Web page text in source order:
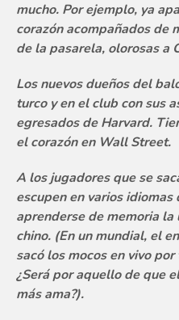
mucho. Por ejemplo, ya
corazón acompañados de
de la pasarela, olorosas a
Los nuevos dueños del
turco y en el club con sus
egresados de Harvard.
el corazón en Wall Street.
A los jugadores que se
escupen en varios
aprenderse de memoria
chino. (En un mundial, el
sacó los mocos en vivo
¿Será por aquello de que
más ama?).